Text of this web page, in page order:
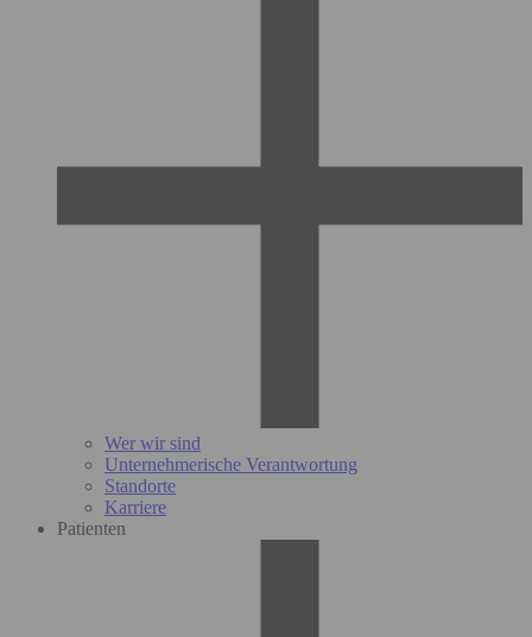
Wer wir sind
Unternehmerische Verantwortung
Standorte
Karriere
Patienten